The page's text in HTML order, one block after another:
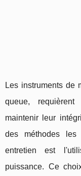
Les instruments de
queue,
maintenir leur
des méthodes
entretien est
puissance. Ce